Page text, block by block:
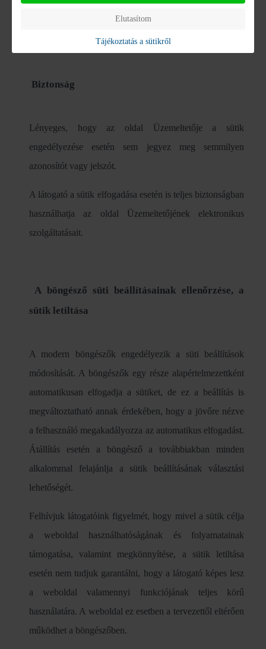
Biztonság
Lényeges, hogy az oldal Üzemeltetője a sütik
engedélyezése esetén sem jegyez meg semmilyen
azonosítót vagy jelszót.
A látogató a sütik elfogadása esetén is teljes biztonságban
használhatja az oldal Üzemeltetőjének elektronikus
szolgáltatásait.
A böngésző süti beállításainak ellenőrzése, a
sütik letiltása
A modern böngészők engedélyezik a süti beállítások
módosítását. A böngészők egy része alapértelmezettként
automatikusan elfogadja a sütiket, de ez a beállítás is
megváltoztatható annak érdekében, hogy a jövőre nézve
a felhasználó megakadályozza az automatikus elfogadást.
Átállítás esetén a böngésző a továbbiakban minden
alkalommal felajánlja a sütik beállításának választási
lehetőségét.
Felhívjuk látogatóink figyelmét, hogy mivel a sütik célja
a weboldal használhatóságának és folyamatainak
támogatása, valamint megkönnyítése, a sütik letiltása
esetén nem tudjuk garantálni, hogy a látogató képes lesz
a weboldal valamennyi funkciójának teljes körű
használatára. A weboldal ez esetben a tervezettől eltérően
működhet a böngészőben.
Elutasítom
Tájékoztatás a sütikről